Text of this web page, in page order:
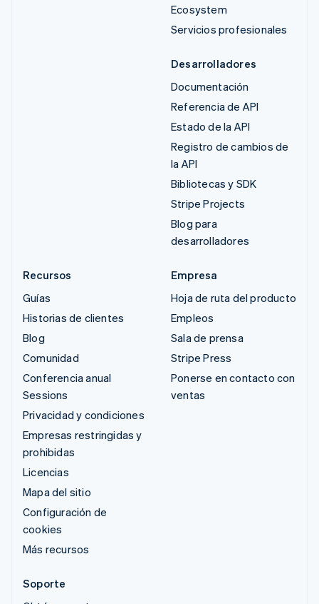
Ecosystem
Servicios profesionales
Desarrolladores
Documentación
Referencia de API
Estado de la API
Registro de cambios de
la API
Bibliotecas y SDK
Stripe Projects
Blog para
desarrolladores
Recursos
Guías
Historias de clientes
Blog
Comunidad
Conferencia anual
Sessions
Privacidad y condiciones
Empresas restringidas y
prohibidas
Licencias
Mapa del sitio
Configuración de
cookies
Más recursos
Empresa
Hoja de ruta del producto
Empleos
Sala de prensa
Stripe Press
Ponerse en contacto con
ventas
Soporte